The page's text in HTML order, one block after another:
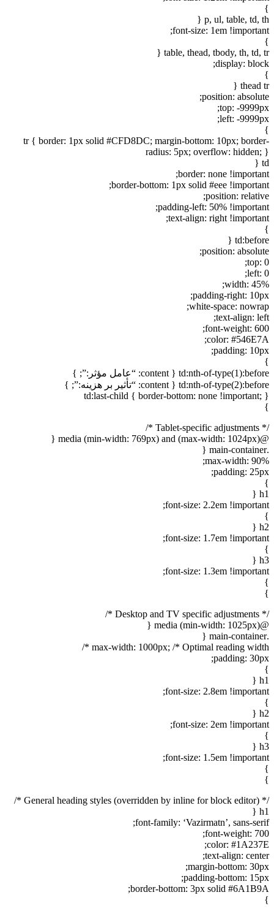
}
p, ul, table, td, th {
font-size: 1em !important;
}
table, thead, tbody, th, td, tr {
display: block;
}
thead tr {
position: absolute;
top: -9999px;
left: -9999px;
}
tr { border: 1px solid #CFD8DC; margin-bottom: 10px; border-
radius: 5px; overflow: hidden; }
td {
border: none !important;
border-bottom: 1px solid #eee !important;
position: relative;
padding-left: 50% !important;
text-align: right !important;
}
td:before {
position: absolute;
top: 0;
left: 0;
width: 45%;
padding-right: 10px;
white-space: nowrap;
text-align: left;
font-weight: 600;
color: #546E7A;
padding: 10px;
}
td:nth-of-type(1):before { content: “عامل مؤثر:”; }
td:nth-of-type(2):before { content: “تأثیر بر هزینه:”; }
td:last-child { border-bottom: none !important; }
}
/* Tablet-specific adjustments */
@media (min-width: 769px) and (max-width: 1024px) {
.main-container {
max-width: 90%;
padding: 25px;
}
h1 {
font-size: 2.2em !important;
}
h2 {
font-size: 1.7em !important;
}
h3 {
font-size: 1.3em !important;
}
}
/* Desktop and TV specific adjustments */
@media (min-width: 1025px) {
.main-container {
max-width: 1000px; /* Optimal reading width */
padding: 30px;
}
h1 {
font-size: 2.8em !important;
}
h2 {
font-size: 2em !important;
}
h3 {
font-size: 1.5em !important;
}
}
/* General heading styles (overridden by inline for block editor) */
h1 {
font-family: ‘Vazirmatn’, sans-serif;
font-weight: 700;
color: #1A237E;
text-align: center;
margin-bottom: 30px;
padding-bottom: 15px;
border-bottom: 3px solid #6A1B9A;
}